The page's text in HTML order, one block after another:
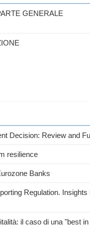
GENERALE
Decision: Review and
resilience
Banks
Regulation.
il caso di una "best